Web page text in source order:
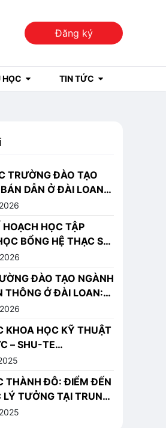
Đăng ký
HỌC TIN TỨC
TRƯỜNG ĐÀO TẠO
DẪN Ở ĐÀI LOAN
2026
HOẠCH HỌC TẬP
BỔNG HỆ THẠC SĨ
QUỐC
ĐÀO TẠO NGÀNH
THÔNG Ở ĐÀI LOAN:
NỔI BẬT
KHOA HỌC KỸ THUẬT
– SHU-TE
(樹德科技大學)
THÀNH ĐÔ: ĐIỂM ĐẾN
LÝ TƯỞNG TẠI TRUNG